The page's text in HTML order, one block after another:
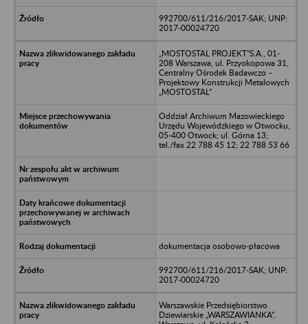
992700/611/216/2017-SAK; UNP:
2017-00024720
„MOSTOSTAL PROJEKT”S.A., 01-
208 Warszawa, ul. Przyokopowa 31,
Centralny Ośrodek Badawczo –
Projektowy Konstrukcji Metalowych
„MOSTOSTAL”
Oddział Archiwum Mazowieckiego
Urzędu Wojewódzkiego w Otwocku,
05-400 Otwock; ul. Górna 13;
tel./fax 22 788 45 12; 22 788 53 66
dokumentacja osobowo-płacowa
992700/611/216/2017-SAK; UNP:
2017-00024720
Warszawskie Przedsiębiorstwo
Dziewiarskie „WARSZAWIANKA”,